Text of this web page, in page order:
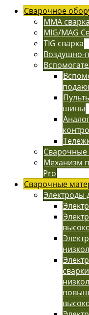
Сварочное
MMA сварка
MIG/MAG
TIG сварка
Воздушно-
шины
Сварочные
Механизм
Pro
Сварочные
Электроды